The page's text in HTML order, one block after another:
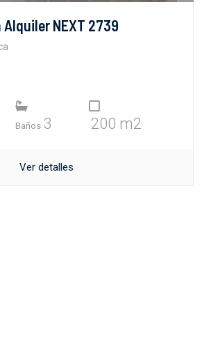
NEXT 2739
Baños 3 200 m2
Ver detalles